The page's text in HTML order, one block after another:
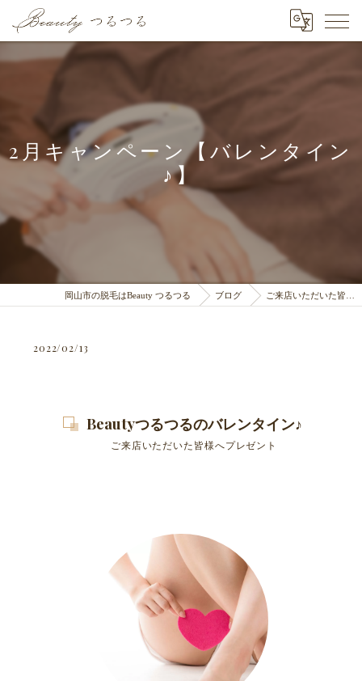
2月キャンペーン【バレンタイン
♪】
岡山市の脱毛はBeauty つるつる ブログ ご来店いただいた皆…
2022/02/13
Beautyつるつるのバレンタイン♪
ご来店いただいた皆様へプレゼント